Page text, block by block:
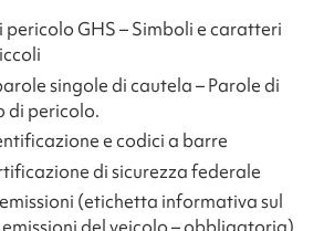
GHS – Simboli e caratteri
singole di cautela – Parole di
di pericolo.
e codici a barre
di sicurezza federale
(etichetta informativa sul